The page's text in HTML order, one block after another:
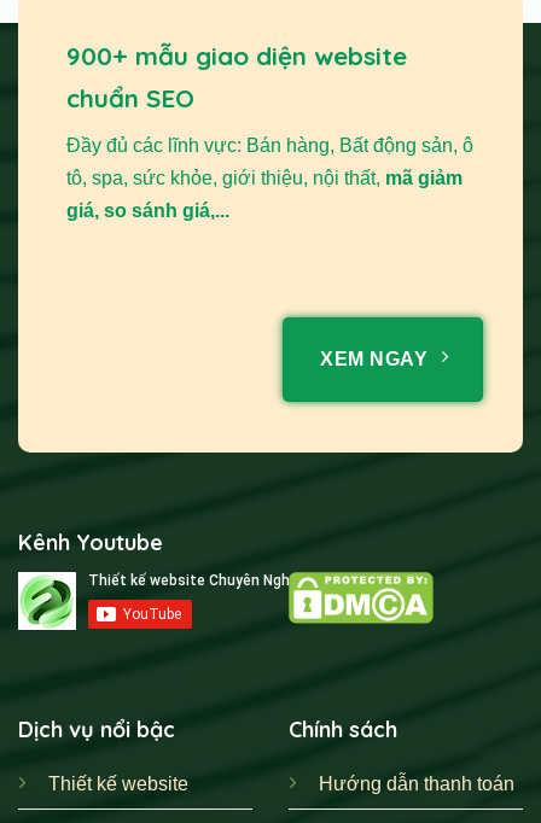
900+ mẫu giao diện website
chuẩn SEO
Đầy đủ các lĩnh vực: Bán hàng, Bất động sản, ô
tô, spa, sức khỏe, giới thiệu, nội thất, mã giảm
giá, so sánh giá,...
XEM NGAY
Kênh Youtube
Dịch vụ nổi bậc
Thiết kế website
Chính sách
Hướng dẫn thanh toán